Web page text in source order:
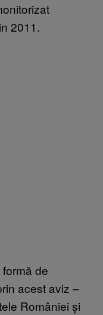
2011.
de
acest aviz –
României și